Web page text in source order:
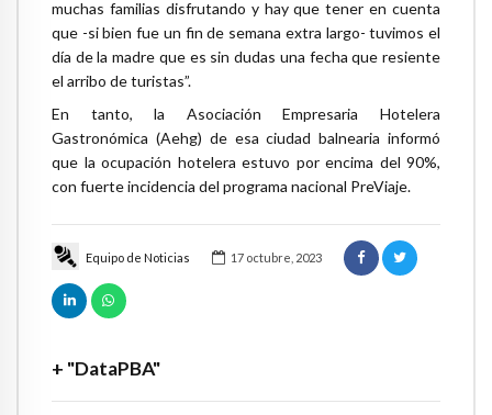
Equipo de Noticias 17 octubre, 2023
+ "DataPBA"
muchas familias disfrutando y hay que tener en cuenta
que -si bien fue un fin de semana extra largo- tuvimos el
día de la madre que es sin dudas una fecha que resiente
el arribo de turistas”.
En tanto, la Asociación Empresaria Hotelera
Gastronómica (Aehg) de esa ciudad balnearia informó
que la ocupación hotelera estuvo por encima del 90%,
con fuerte incidencia del programa nacional PreViaje.